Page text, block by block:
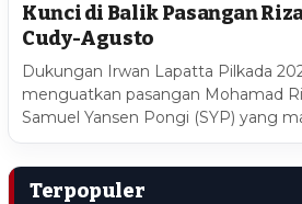
Kunci di Balik Pasangan
Cudy-Agusto
Dukungan Irwan Lapatta Pilkada
menguatkan pasangan Mohamad
Samuel Yansen Pongi (SYP) yang
Terpopuler